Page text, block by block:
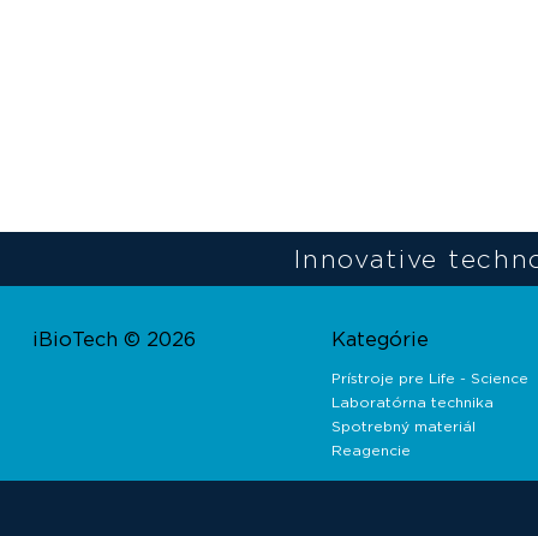
Innovative
iBioTech © 2026 Kategórie
Prístroje pre Life - Science
Laboratórna technika
Spotrebný materiál
Reagencie